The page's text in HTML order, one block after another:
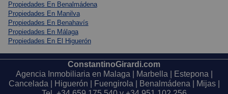
Propiedades En Benalmádena
Propiedades En Manilva
Propiedades En Benahavís
Propiedades En Málaga
Propiedades En El Higuerón
ConstantinoGirardi.com
Agencia Inmobiliaria en Malaga | Marbella | Estepona |
Cancelada | Higuerón | Fuengirola | Benalmádena | Mijas |